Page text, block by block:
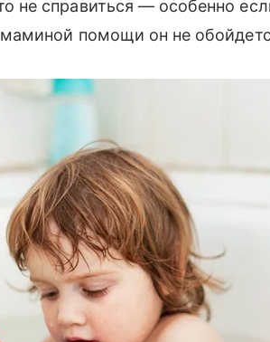
не справиться — особенно
помощи он не